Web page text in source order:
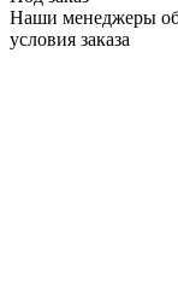
Наши менеджеры
условия заказа